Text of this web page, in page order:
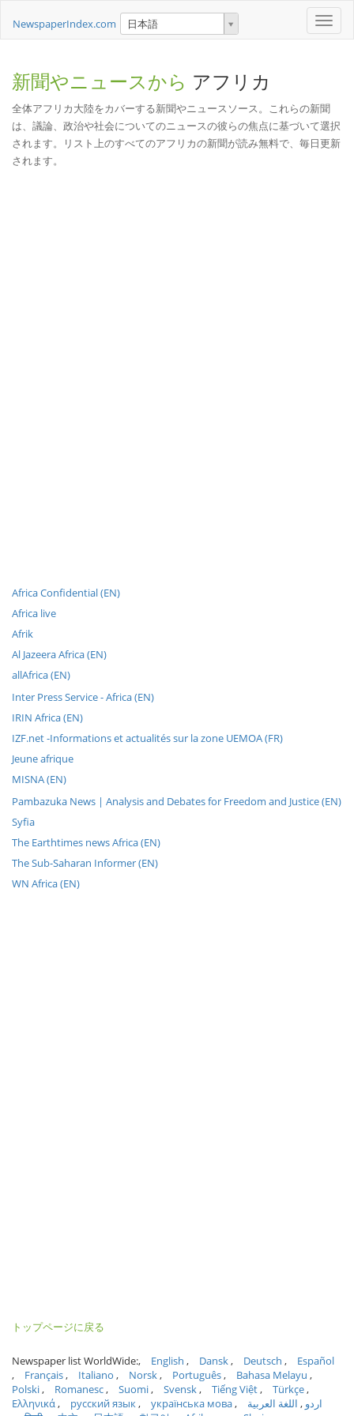
Toggle
NewspaperIndex.com 日本語
新聞やニュースから アフリカ
全体アフリカ大陸をカバーする新聞やニュースソース。これらの新聞
は、議論、政治や社会についてのニュースの彼らの焦点に基づいて選択
されます。リスト上のすべてのアフリカの新聞が読み無料で、毎日更新
されます。
Africa Confidential (EN)
Africa live
Afrik
Al Jazeera Africa (EN)
allAfrica (EN)
Inter Press Service - Africa (EN)
IRIN Africa (EN)
IZF.net -Informations et actualités sur la zone UEMOA (FR)
Jeune afrique
MISNA (EN)
Pambazuka News | Analysis and Debates for Freedom and Justice (EN)
Syfia
The Earthtimes news Africa (EN)
The Sub-Saharan Informer (EN)
WN Africa (EN)
トップページに戻る
Newspaper list WorldWide: English Dansk Deutsch
Español
Français
Italiano Norsk Português
Bahasa Melayu
Polski
Romanesc Suomi Svensk Tiếng Việt
Türkçe
Ελληνικά
русский язык українська мова اردو
اللغة العربية